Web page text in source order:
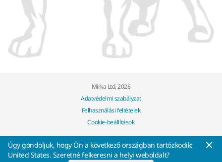
Mirka Ltd, 2026
Adatvédelmi szabályzat
Felhasználási feltételek
Cookie-beállítások
Úgy gondoljuk, hogy Ön a következő országban tartózkodik:
United States. Szeretné felkeresni a helyi weboldalt?